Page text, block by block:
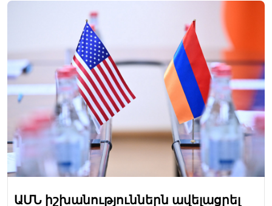
ԱՄՆ իշխանություններն ավելացրել